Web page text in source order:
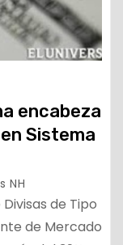
encabeza
Sistema
NH
de Tipo
de Mercado